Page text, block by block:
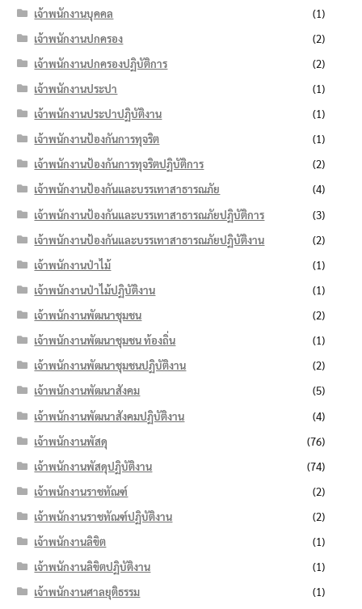
เจ้าพนักงานบุคคล
(1)
เจ้าพนักงานปกครอง
(2)
เจ้าพนักงานปกครองปฏิบัติการ
(2)
เจ้าพนักงานประปา
(1)
เจ้าพนักงานประปาปฏิบัติงาน
(1)
เจ้าพนักงานป้องกันการทุจริต
(1)
เจ้าพนักงานป้องกันการทุจริตปฏิบัติการ
(2)
เจ้าพนักงานป้องกันและบรรเทาสาธารณภัย
(4)
เจ้าพนักงานป้องกันและบรรเทาสาธารณภัยปฏิบัติการ
(3)
เจ้าพนักงานป้องกันและบรรเทาสาธารณภัยปฏิบัติงาน
(2)
เจ้าพนักงานป่าไม้
(1)
เจ้าพนักงานป่าไม้ปฏิบัติงาน
(1)
เจ้าพนักงานพัฒนาชุมชน
(2)
เจ้าพนักงานพัฒนาชุมชน ท้องถิ่น
(1)
เจ้าพนักงานพัฒนาชุมชนปฏิบัติงาน
(2)
เจ้าพนักงานพัฒนาสังคม
(5)
เจ้าพนักงานพัฒนาสังคมปฏิบัติงาน
(4)
เจ้าพนักงานพัสดุ
(76)
เจ้าพนักงานพัสดุปฏิบัติงาน
(74)
เจ้าพนักงานราชทัณฑ์
(2)
เจ้าพนักงานราชทัณฑ์ปฏิบัติงาน
(2)
เจ้าพนักงานลิขิต
(1)
เจ้าพนักงานลิขิตปฏิบัติงาน
(1)
เจ้าพนักงานศาลยุติธรรม
(1)